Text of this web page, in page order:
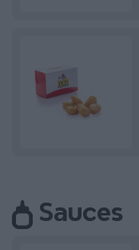
Sauces